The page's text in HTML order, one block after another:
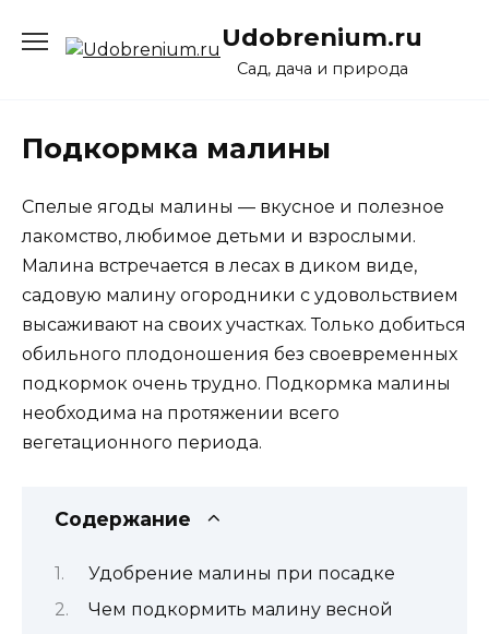
содержанию
Udobrenium.ru
Сад, дача и природа
Подкормка малины
Спелые ягоды малины — вкусное и полезное
лакомство, любимое детьми и взрослыми.
Малина встречается в лесах в диком виде,
садовую малину огородники с удовольствием
высаживают на своих участках. Только добиться
обильного плодоношения без своевременных
подкормок очень трудно. Подкормка малины
необходима на протяжении всего
вегетационного периода.
Содержание
Удобрение малины при посадке
Чем подкормить малину весной